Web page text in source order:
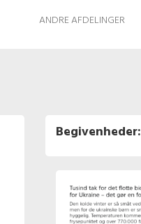
ANDRE AFDELINGER
Begivenheder: